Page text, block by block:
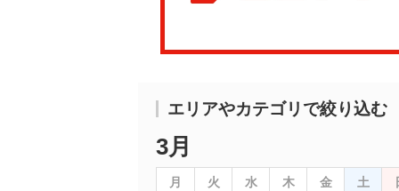
エリアやカテゴリで絞り込む
3月
月 火 水 木 金 土